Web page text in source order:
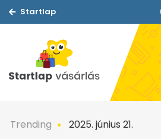
Startlap
Trending 2025. június 21.